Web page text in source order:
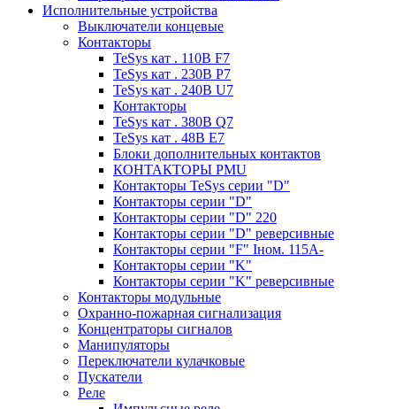
Исполнительные устройства
Выключатели концевые
Контакторы
TeSys кат . 110В F7
TeSys кат . 230В P7
TeSys кат . 240В U7
Контакторы
TeSys кат . 380В Q7
TeSys кат . 48В E7
Блоки дополнительных контактов
КОНТАКТОРЫ PMU
Контакторы TeSys серии "D"
Контакторы серии "D"
Контакторы серии "D" 220
Контакторы серии "D" реверсивные
Контакторы серии "F" Iном. 115А-
Контакторы серии "K"
Контакторы серии "K" реверсивные
Контакторы модульные
Охранно-пожарная сигнализация
Концентраторы сигналов
Манипуляторы
Переключатели кулачковые
Пускатели
Реле